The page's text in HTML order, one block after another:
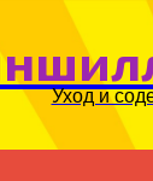
Уход и